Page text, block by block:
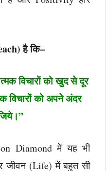
है कि–
विचारों को खुद से दूर
विचारों को अपने अंदर
Diamond में यह भी
जीवन (Life) में बहुत सी